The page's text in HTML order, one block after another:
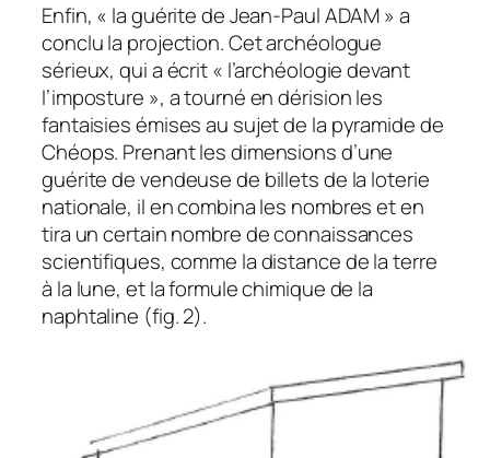
Enfin, « la guérite de Jean-Paul ADAM » a
conclu la projection. Cet archéologue
sérieux, qui a écrit « l’archéologie devant
l’imposture », a tourné en dérision les
fantaisies émises au sujet de la pyramide de
Chéops. Prenant les dimensions d’une
guérite de vendeuse de billets de la loterie
nationale, il en combina les nombres et en
tira un certain nombre de connaissances
scientifiques, comme la distance de la terre
à la lune, et la formule chimique de la
naphtaline (fig. 2).